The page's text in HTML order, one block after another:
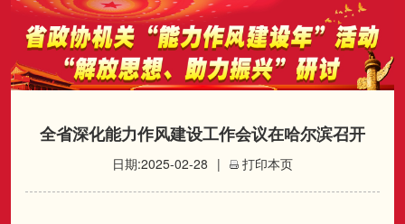
全省深化能力作风建设工作会议在哈尔滨召开
日期:2025-02-28 | 打印本页